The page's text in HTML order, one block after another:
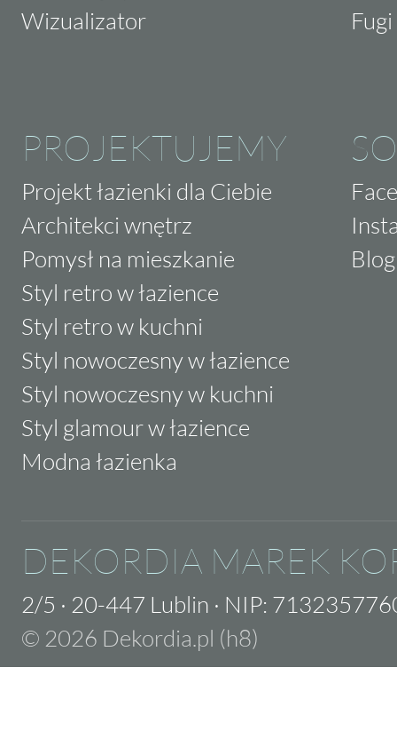
Wizualizator
PROJEKTUJEMY
Projekt łazienki dla Ciebie
Architekci wnętrz
Pomysł na mieszkanie
Styl retro w łazience
Styl retro w kuchni
Styl nowoczesny w łazience
Styl nowoczesny w kuchni
Styl glamour w łazience
Modna łazienka
Blog
DEKORDIA MAREK
2/5 · 20-447 Lublin · NIP:
© 2026 Dekordia.pl (h8)